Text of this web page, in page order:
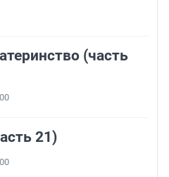
(часть
21)